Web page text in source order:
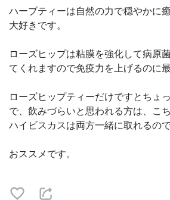
ハーブティーは自然の力で穏やかに
大好きです。
ローズヒップは粘膜を強化して病原
てくれますので免疫力を上げるのに最
ローズヒップティーだけですとちょ
で、飲みづらいと思われる方は、こ
ハイビスカスは両方一緒に取れるの
おススメです。